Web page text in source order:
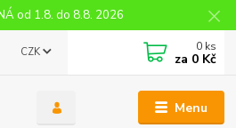
od 1.8. do 8.8. 2026
Menu
CZK 0 ks
za 0 Kč